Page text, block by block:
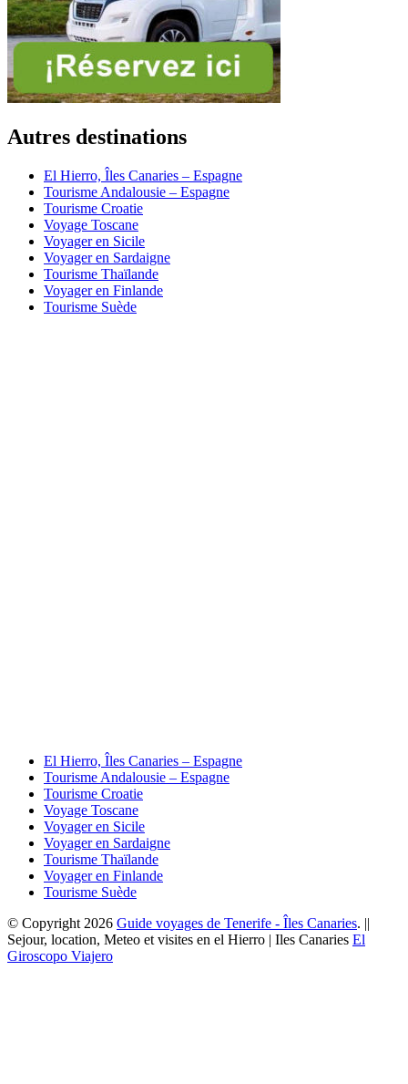
Autres destinations
El Hierro, Îles Canaries – Espagne
Tourisme Andalousie – Espagne
Tourisme Croatie
Voyage Toscane
Voyager en Sicile
Voyager en Sardaigne
Tourisme Thaïlande
Voyager en Finlande
Tourisme Suède
El Hierro, Îles Canaries – Espagne
Tourisme Andalousie – Espagne
Tourisme Croatie
Voyage Toscane
Voyager en Sicile
Voyager en Sardaigne
Tourisme Thaïlande
Voyager en Finlande
Tourisme Suède
© Copyright 2026 Guide voyages de Tenerife - Îles Canaries. ||
Sejour, location, Meteo et visites en el Hierro | Iles Canaries El
Giroscopo Viajero